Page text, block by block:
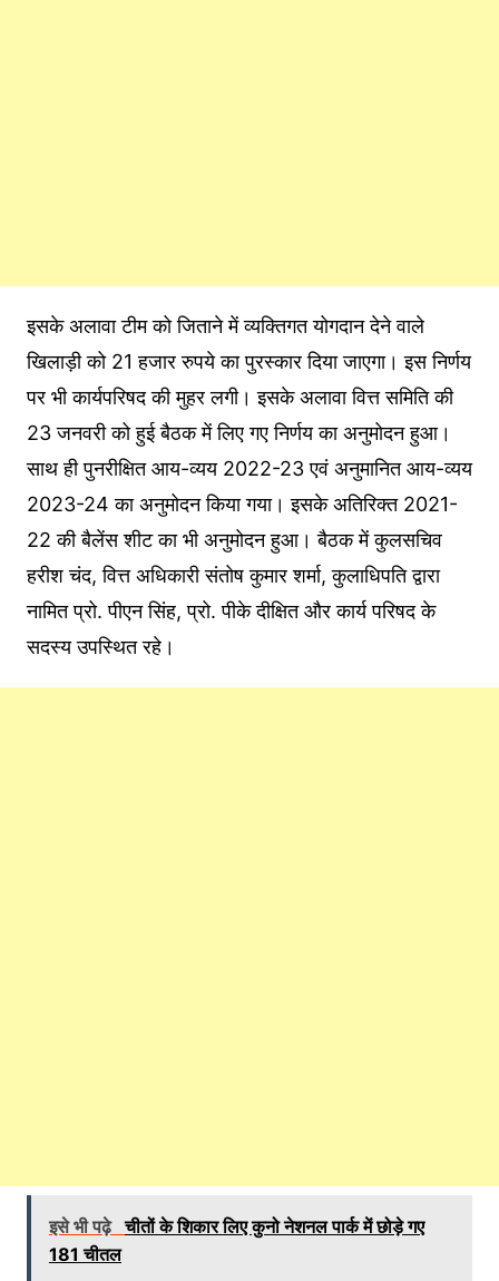
इसके अलावा टीम को जिताने में व्यक्तिगत योगदान देने वाले
खिलाड़ी को 21 हजार रुपये का पुरस्कार दिया जाएगा। इस निर्णय
पर भी कार्यपरिषद की मुहर लगी। इसके अलावा वित्त समिति की
23 जनवरी को हुई बैठक में लिए गए निर्णय का अनुमोदन हुआ।
साथ ही पुनरीक्षित आय-व्यय 2022-23 एवं अनुमानित आय-व्यय
2023-24 का अनुमोदन किया गया। इसके अतिरिक्त 2021-
22 की बैलेंस शीट का भी अनुमोदन हुआ। बैठक में कुलसचिव
हरीश चंद, वित्त अधिकारी संतोष कुमार शर्मा, कुलाधिपति द्वारा
नामित प्रो. पीएन सिंह, प्रो. पीके दीक्षित और कार्य परिषद के
सदस्य उपस्थित रहे।
इसे भी पढ़े चीतों के शिकार लिए कुनो नेशनल पार्क में छोड़े गए
181 चीतल